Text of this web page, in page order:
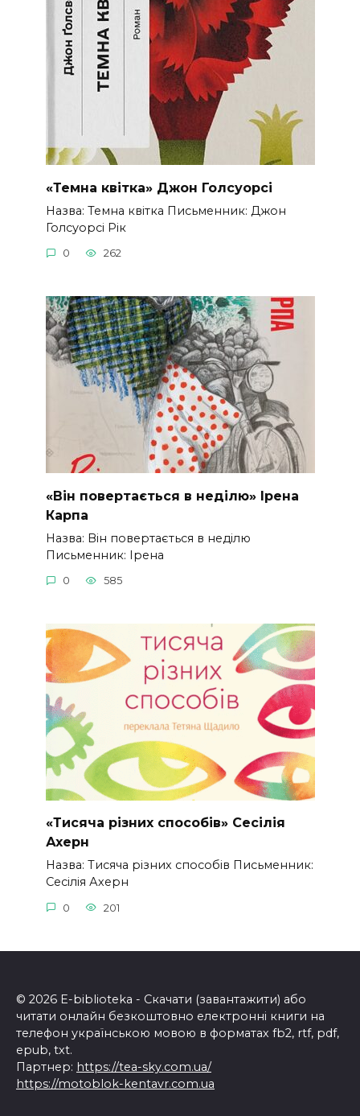
«Темна квітка» Джон Голсуорсі
Назва: Темна квітка Письменник: Джон
Голсуорсі Рік
0 262
«Він повертається в неділю» Ірена
Карпа
Назва: Він повертається в неділю
Письменник: Ірена
0 585
«Тисяча різних способів» Сесілія
Ахерн
Назва: Тисяча різних способів Письменник:
Сесілія Ахерн
0 201
© 2026 E-biblioteka - Скачати (завантажити) або
читати онлайн безкоштовно електронні книги на
телефон українською мовою в форматах fb2, rtf, pdf,
epub, txt.
Партнер: https://tea-sky.com.ua/
https://motoblok-kentavr.com.ua